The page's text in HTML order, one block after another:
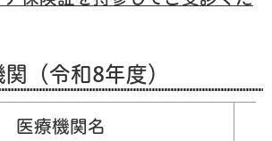
（令和8年度）
医療機関名